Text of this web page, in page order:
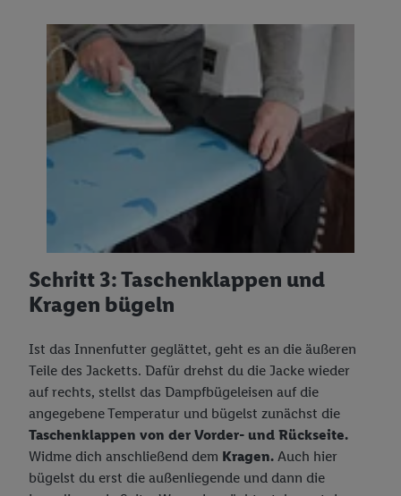
Schritt 3: Taschenklappen und
Kragen bügeln
Ist das Innenfutter geglättet, geht es an die äußeren
Teile des Jacketts. Dafür drehst du die Jacke wieder
auf rechts, stellst das Dampfbügeleisen auf die
angegebene Temperatur und bügelst zunächst die
Taschenklappen von der Vorder- und Rückseite.
Widme dich anschließend dem Kragen. Auch hier
bügelst du erst die außenliegende und dann die